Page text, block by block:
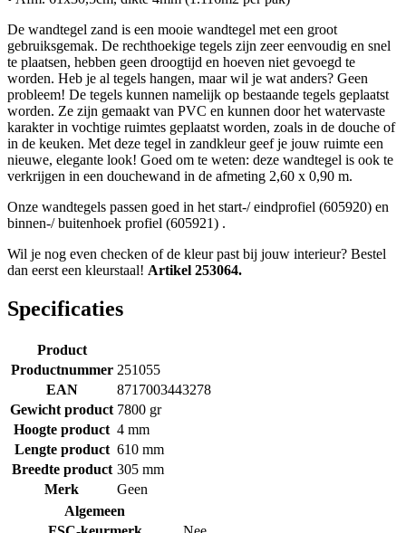
De wandtegel zand is een mooie wandtegel met een groot
gebruiksgemak. De rechthoekige tegels zijn zeer eenvoudig en snel
te plaatsen, hebben geen droogtijd en hoeven niet gevoegd te
worden. Heb je al tegels hangen, maar wil je wat anders? Geen
probleem! De tegels kunnen namelijk op bestaande tegels geplaatst
worden. Ze zijn gemaakt van PVC en kunnen door het watervaste
karakter in vochtige ruimtes geplaatst worden, zoals in de douche of
in de keuken. Met deze tegel in zandkleur geef je jouw ruimte een
nieuwe, elegante look! Goed om te weten: deze wandtegel is ook te
verkrijgen in een douchewand in de afmeting 2,60 x 0,90 m.
Onze wandtegels passen goed in het start-/ eindprofiel (605920) en
binnen-/ buitenhoek profiel (605921) .
Wil je nog even checken of de kleur past bij jouw interieur? Bestel
dan eerst een kleurstaal! Artikel 253064.
Specificaties
Product
Productnummer 251055
EAN
8717003443278
Gewicht product 7800 gr
Hoogte product 4 mm
Lengte product 610 mm
Breedte product 305 mm
Merk
Geen
Algemeen